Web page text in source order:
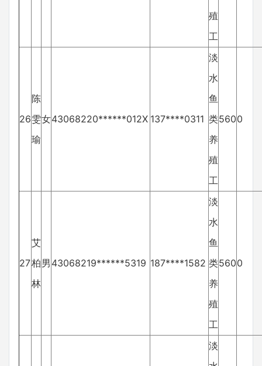
殖
工
26
陈
雯
瑜
女43068220******012X 137****0311
淡
水
鱼
类
养
殖
工
5600
27
艾
柏
林
男 43068219******5319 187****1582
淡
水
鱼
类
养
殖
工
5600
淡